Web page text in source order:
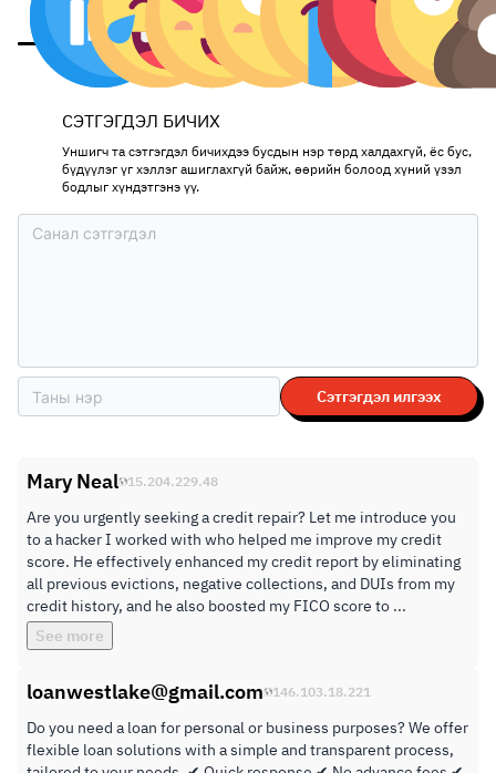
СЭТГЭГДЭЛ БИЧИХ
Уншигч та сэтгэгдэл бичихдээ бусдын нэр төрд халдахгүй, ёс бус,
бүдүүлэг үг хэллэг ашиглахгүй байж, өөрийн болоод хүний үзэл
бодлыг хүндэтгэнэ үү.
Сэтгэгдэл илгээх
Mary Neal 15.204.229.48
Are you urgently seeking a credit repair? Let me introduce you
to a hacker I worked with who helped me improve my credit
score. He effectively enhanced my credit report by eliminating
all previous evictions, negative collections, and DUIs from my
credit history, and he also boosted my FICO score to ...
See more
loanwestlake@gmail.com 146.103.18.221
Do you need a loan for personal or business purposes? We offer
flexible loan solutions with a simple and transparent process,